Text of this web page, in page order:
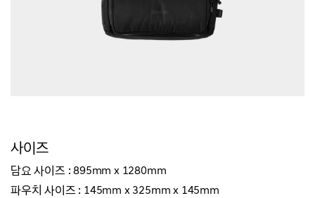
사이즈
담요 사이즈 : 895mm x 1280mm
파우치 사이즈 : 145mm x 325mm x 145mm